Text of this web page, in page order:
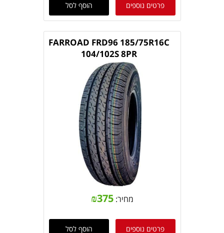
פרטים נוספים הוסף לסל
FARROAD FRD96 185/75R16C
104/102S 8PR
מחיר: ₪375
פרטים נוספים הוסף לסל